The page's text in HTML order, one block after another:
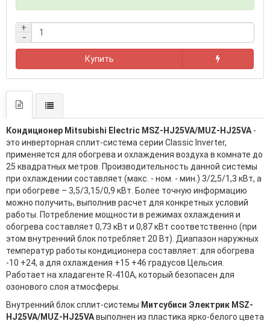
+
−
Купить
Кондиционер Mitsubishi Electric MSZ-HJ25VA/MUZ-HJ25VA -
это инверторная сплит-система серии Classic Inverter,
применяется для обогрева и охлаждения воздуха в комнате до
25 квадратных метров. Производительность данной системы
при охлаждении составляет (макс. - ном. - мин.) 3/2,5/1,3 кВт, а
при обогреве – 3,5/3,15/0,9 кВт. Более точную информацию
можно получить, выполнив расчет для конкретных условий
работы. Потребление мощности в режимах охлаждения и
обогрева составляет 0,73 кВт и 0,87 кВт соответственно (при
этом внутренний блок потребляет 20 Вт). Диапазон наружных
температур работы кондиционера составляет: для обогрева
-10 +24, а для охлаждения +15 +46 градусов Цельсия.
Работает на хладагенте R-410A, который безопасен для
озонового слоя атмосферы.
Внутренний блок сплит-системы Митсубиси Электрик MSZ-
HJ25VA/MUZ-HJ25VAвыполнен из пластика ярко-белого цвета